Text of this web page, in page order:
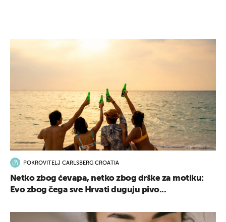
POKROVITELJ CARLSBERG CROATIA
Netko zbog ćevapa, netko zbog drške za motiku:
Evo zbog čega sve Hrvati duguju pivo...